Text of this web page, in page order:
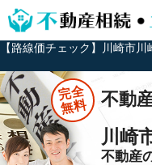
【路線価チェック】川崎市
完全
無料 不動
川崎
不動産